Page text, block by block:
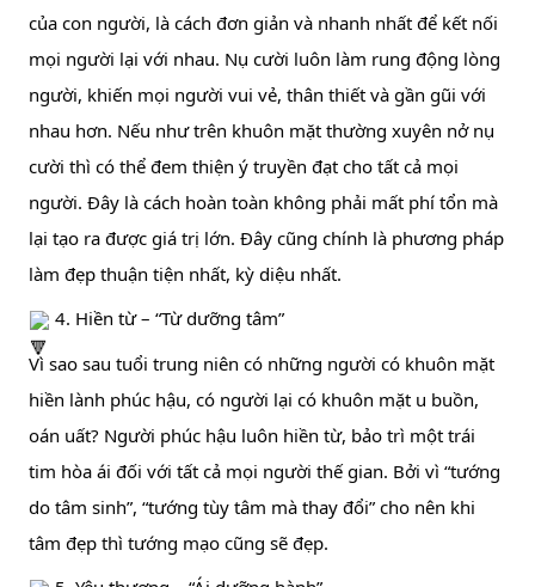
của con người, là cách đơn giản và nhanh nhất để kết nối
mọi người lại với nhau. Nụ cười luôn làm rung động lòng
người, khiến mọi người vui vẻ, thân thiết và gần gũi với
nhau hơn. Nếu như trên khuôn mặt thường xuyên nở nụ
cười thì có thể đem thiện ý truyền đạt cho tất cả mọi
người. Đây là cách hoàn toàn không phải mất phí tổn mà
lại tạo ra được giá trị lớn. Đây cũng chính là phương pháp
làm đẹp thuận tiện nhất, kỳ diệu nhất.
4. Hiền từ – “Từ dưỡng tâm”
Vì sao sau tuổi trung niên có những người có khuôn mặt
hiền lành phúc hậu, có người lại có khuôn mặt u buồn,
oán uất? Người phúc hậu luôn hiền từ, bảo trì một trái
tim hòa ái đối với tất cả mọi người thế gian. Bởi vì “tướng
do tâm sinh”, “tướng tùy tâm mà thay đổi” cho nên khi
tâm đẹp thì tướng mạo cũng sẽ đẹp.